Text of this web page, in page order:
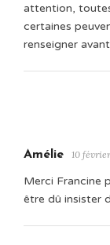
attention,
certaines
renseigner
Amélie 10
Merci Francine
être dû insister